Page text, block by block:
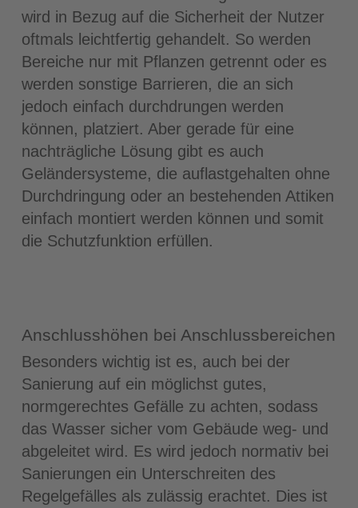
wird in Bezug auf die Sicherheit der Nutzer
oftmals leichtfertig gehandelt. So werden
Bereiche nur mit Pflanzen getrennt oder es
werden sonstige Barrieren, die an sich
jedoch einfach durchdrungen werden
können, platziert. Aber gerade für eine
nachträgliche Lösung gibt es auch
Geländersysteme, die auflastgehalten ohne
Durchdringung oder an bestehenden Attiken
einfach montiert werden können und somit
die Schutzfunktion erfüllen.
Anschlusshöhen bei Anschlussbereichen
Besonders wichtig ist es, auch bei der
Sanierung auf ein möglichst gutes,
normgerechtes Gefälle zu achten, sodass
das Wasser sicher vom Gebäude weg- und
abgeleitet wird. Es wird jedoch normativ bei
Sanierungen ein Unterschreiten des
Regelgefälles als zulässig erachtet. Dies ist